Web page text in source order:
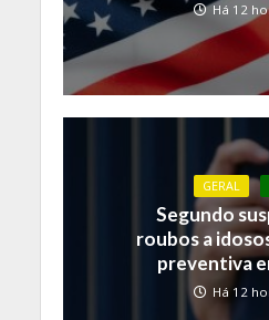
Há 12
GERAL
Segundo
roubos a
preventiva
Há 12